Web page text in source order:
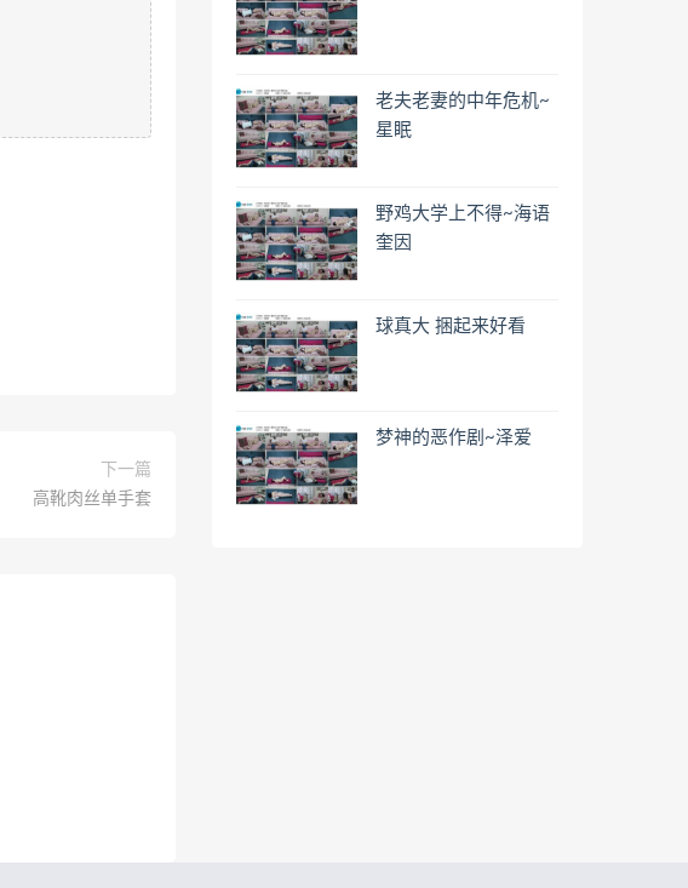
下一篇
高靴肉丝单手套
老夫老妻的中年危机~
星眠
野鸡大学上不得~海语
奎因
球真大 捆起来好看
梦神的恶作剧~泽爱